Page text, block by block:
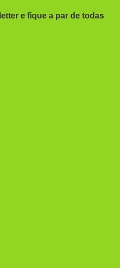
e fique a par de todas